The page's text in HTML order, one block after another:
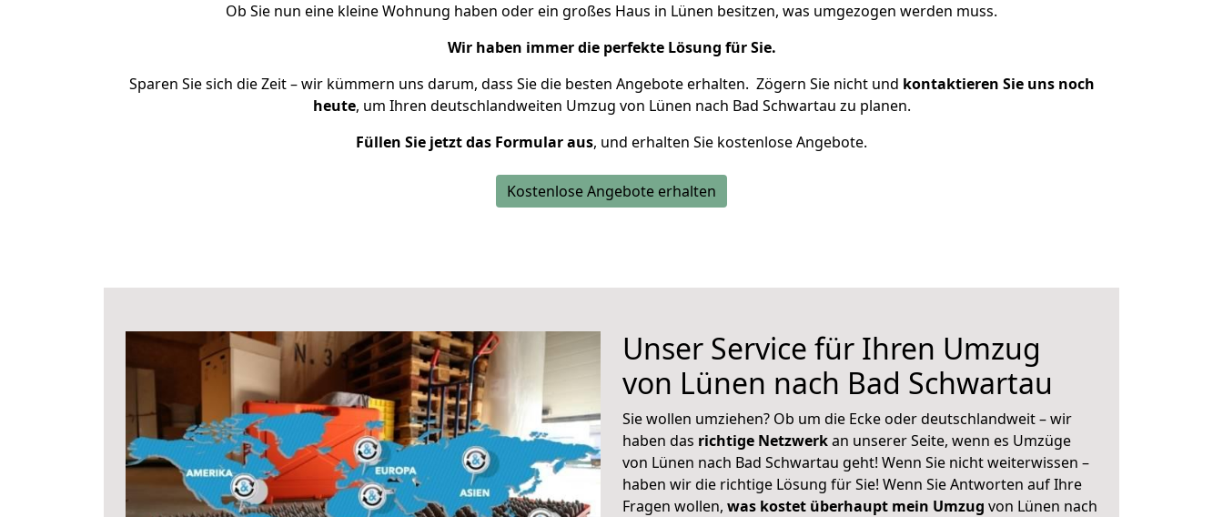
Ob Sie nun eine kleine Wohnung haben oder ein großes Haus in Lünen besitzen, was umgezogen werden muss.
Wir haben immer die perfekte Lösung für Sie.
Sparen Sie sich die Zeit – wir kümmern uns darum, dass Sie die besten Angebote erhalten. Zögern Sie nicht und kontaktieren Sie uns noch
heute, um Ihren deutschlandweiten Umzug von Lünen nach Bad Schwartau zu planen.
Füllen Sie jetzt das Formular aus, und erhalten Sie kostenlose Angebote.
Kostenlose Angebote erhalten
Unser Service für Ihren Umzug
von Lünen nach Bad Schwartau
Sie wollen umziehen? Ob um die Ecke oder deutschlandweit – wir
haben das richtige Netzwerkan unserer Seite, wenn es Umzüge
von Lünen nach Bad Schwartau geht! Wenn Sie nicht weiterwissen –
haben wir die richtige Lösung für Sie! Wenn Sie Antworten auf Ihre
Fragen wollen, was kostet überhaupt mein Umzug von Lünen nach